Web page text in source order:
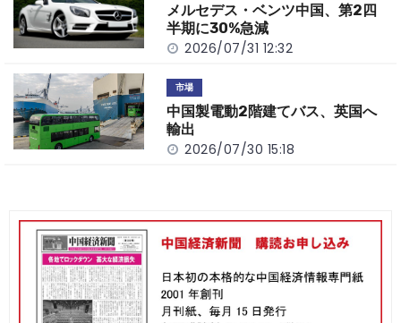
メルセデス・ベンツ中国、第2四
半期に30%急減
2026/07/31 12:32
市場
中国製電動2階建てバス、英国へ
輸出
2026/07/30 15:18